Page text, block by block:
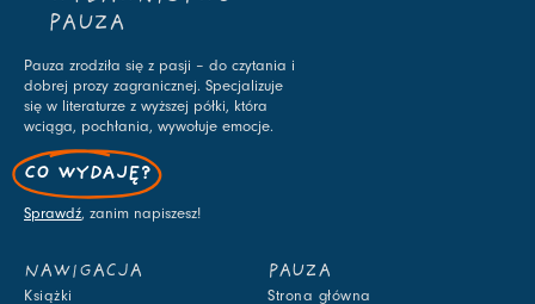
PAUZA
Pauza zrodziła się z pasji – do czytania i
dobrej prozy zagranicznej. Specjalizuje
się w literaturze z wyższej półki, która
wciąga, pochłania, wywołuje emocje.
CO WYDAJĘ?
Sprawdź, zanim napiszesz!
NAWIGACJA
Książki
PAUZA
Strona główna